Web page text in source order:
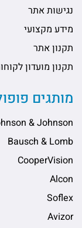
נגישות אתר
מידע מקצועי
תקנון אתר
תקנון מועדון
מותגים
& Johnson
Bausch & Lomb
CooperVision
Alcon
Soflex
Avizor